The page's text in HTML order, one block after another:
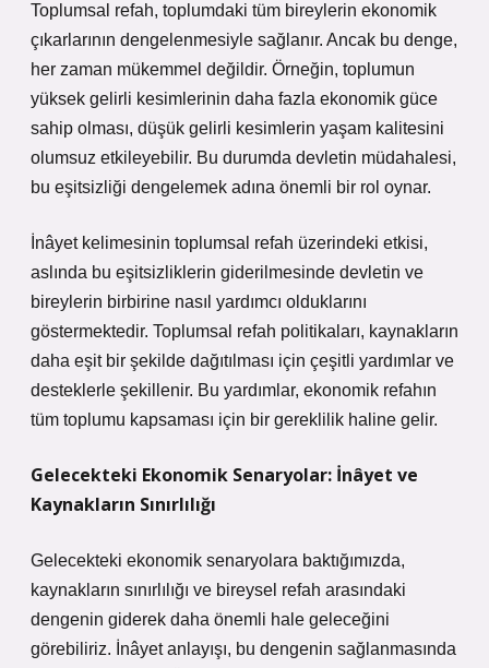
Toplumsal refah, toplumdaki tüm bireylerin ekonomik
çıkarlarının dengelenmesiyle sağlanır. Ancak bu denge,
her zaman mükemmel değildir. Örneğin, toplumun
yüksek gelirli kesimlerinin daha fazla ekonomik güce
sahip olması, düşük gelirli kesimlerin yaşam kalitesini
olumsuz etkileyebilir. Bu durumda devletin müdahalesi,
bu eşitsizliği dengelemek adına önemli bir rol oynar.
İnâyet kelimesinin toplumsal refah üzerindeki etkisi,
aslında bu eşitsizliklerin giderilmesinde devletin ve
bireylerin birbirine nasıl yardımcı olduklarını
göstermektedir. Toplumsal refah politikaları, kaynakların
daha eşit bir şekilde dağıtılması için çeşitli yardımlar ve
desteklerle şekillenir. Bu yardımlar, ekonomik refahın
tüm toplumu kapsaması için bir gereklilik haline gelir.
Gelecekteki Ekonomik Senaryolar: İnâyet ve
Kaynakların Sınırlılığı
Gelecekteki ekonomik senaryolara baktığımızda,
kaynakların sınırlılığı ve bireysel refah arasındaki
dengenin giderek daha önemli hale geleceğini
görebiliriz. İnâyet anlayışı, bu dengenin sağlanmasında